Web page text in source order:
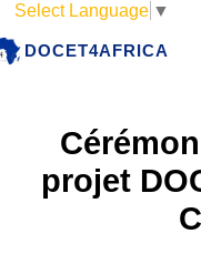
Select Language ▼
DOCET4AFRICA
projet